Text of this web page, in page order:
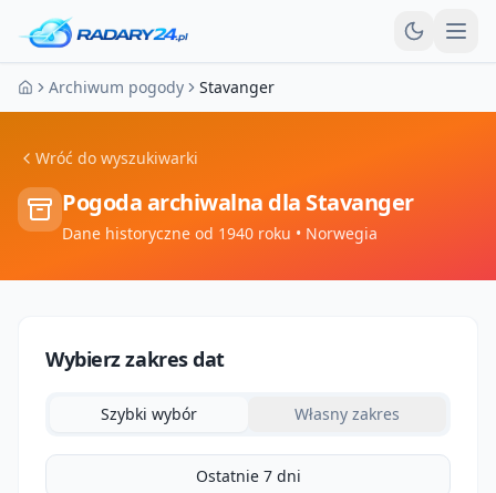
Strona główna
Archiwum pogody Stavanger
Wróć do wyszukiwarki
Pogoda archiwalna dla Stavanger
Dane historyczne od 1940 roku • Norwegia
Wybierz zakres dat
Szybki wybór Własny zakres
Ostatnie 7 dni